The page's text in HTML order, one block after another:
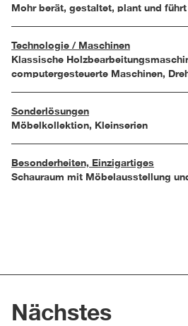
Mohr berät, gestaltet, plant und führt
Technologie / Maschinen
Klassische
computergesteuerte Maschinen,
Sonderlösungen
Möbelkollektion, Kleinserien
Besonderheiten, Einzigartiges
Schauraum mit Möbelausstellung
Nächstes